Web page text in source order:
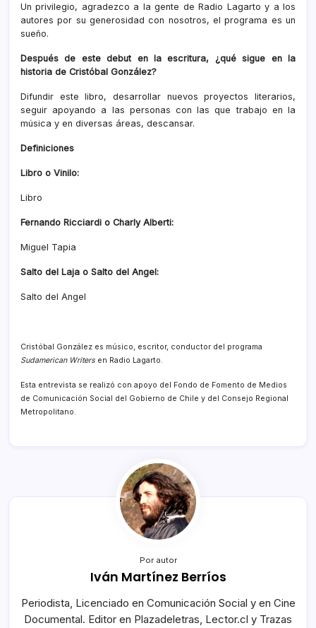
Un privilegio, agradezco a la gente de Radio Lagarto y a los
autores por su generosidad con nosotros, el programa es un
sueño.
Después de este debut en la escritura, ¿qué sigue en la
historia de Cristóbal González?
Difundir este libro, desarrollar nuevos proyectos literarios,
seguir apoyando a las personas con las que trabajo en la
música y en diversas áreas, descansar.
Definiciones
Libro o Vinilo:
Libro
Fernando Ricciardi o Charly Alberti:
Miguel Tapia
Salto del Laja o Salto del Angel:
Salto del Angel
Cristóbal González es músico, escritor, conductor del programa
Sudamerican Writers en Radio Lagarto.
Esta entrevista se realizó con apoyo del Fondo de Fomento de Medios
de Comunicación Social del Gobierno de Chile y del Consejo Regional
Metropolitano.
Por autor
Iván Martínez Berríos
Periodista, Licenciado en Comunicación Social y en Cine
Documental. Editor en Plazadeletras, Lector.cl y Trazas